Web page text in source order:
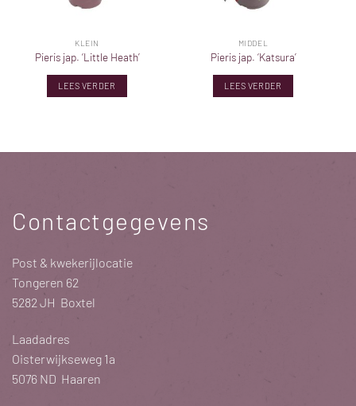
KLEIN
Pieris jap. ‘Little Heath’
LEES VERDER
MIDDEL
Pieris jap. ‘Katsura’
LEES VERDER
Contactgegevens
Post & kwekerijlocatie
Tongeren 62
5282 JH Boxtel
Laadadres
Oisterwijkseweg 1a
5076 ND Haaren